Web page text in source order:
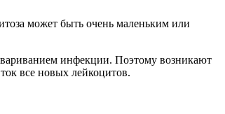
может быть очень маленьким или
инфекции. Поэтому возникают
все новых лейкоцитов.